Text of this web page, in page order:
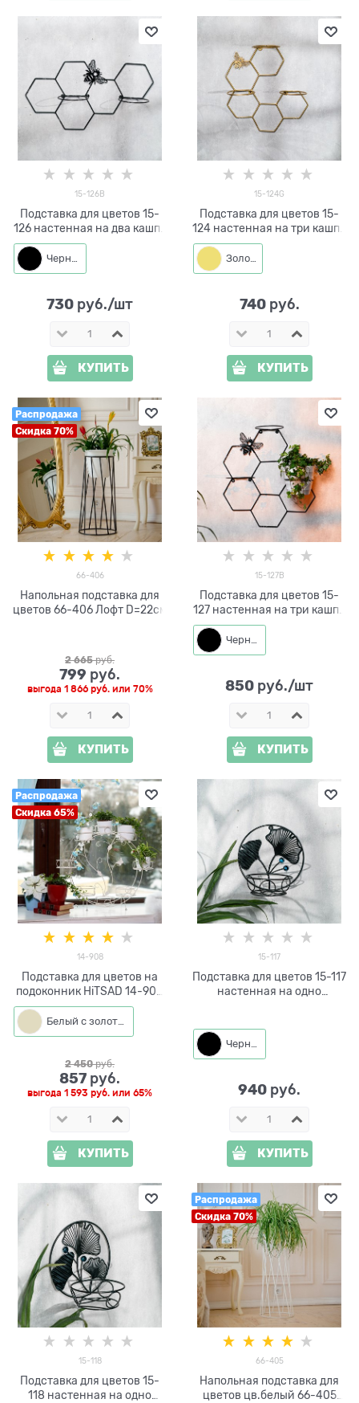
15-126B
Подставка для цветов 15-
126 настенная на два кашпо
d=14см
Черный
730 руб./шт
КУПИТЬ
15-124G
Подставка для цветов 15-
124 настенная на три кашпо
d=14см
Золото
740 руб.
КУПИТЬ
Распродажа
Скидка 70%
66-406
Напольная подставка для
цветов 66-406 Лофт D=22см
2 665 руб.
799 руб.
выгода 1 866 руб.или 70%
КУПИТЬ
15-127B
Подставка для цветов 15-
127 настенная на три кашпо
d=14см
Черный
850 руб./шт
КУПИТЬ
Распродажа
Скидка 65%
14-908
Подставка для цветов на
подоконник HiTSAD 14-908
цвет белый с золотом
Белый с золотым
2 450 руб.
857 руб.
выгода 1 593 руб. или 65%
КУПИТЬ
15-117
Подставка для цветов 15-117
настенная на одно
Черный
940 руб.
КУПИТЬ
15-118
Подставка для цветов 15-
118 настенная на одно
Распродажа
Скидка 70%
66-405
Напольная подставка для
цветов цв.белый 66-405